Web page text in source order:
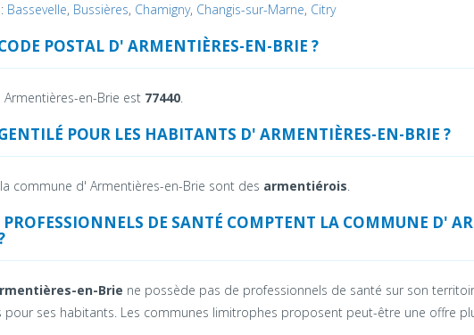
Bassevelle, Bussières, Chamigny, Changis-sur-Marne, Citry
POSTAL D' ARMENTIÈRES-EN-BRIE ?
en-Brie est 77440.
POUR LES HABITANTS D' ARMENTIÈRES-EN-BRIE ?
commune d' Armentières-en-Brie sont des armentiérois.
DE SANTÉ COMPTENT LA COMMUNE D'
en-Brie ne possède pas de professionnels de santé sur son
pour ses habitants. Les communes limitrophes proposent peut-être une offre